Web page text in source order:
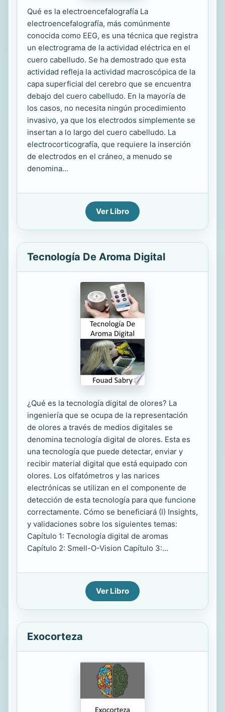
Qué es la electroencefalografía La
electroencefalografía, más comúnmente
conocida como EEG, es una técnica que registra
un electrograma de la actividad eléctrica en el
cuero cabelludo. Se ha demostrado que esta
actividad refleja la actividad macroscópica de la
capa superficial del cerebro que se encuentra
debajo del cuero cabelludo. En la mayoría de
los casos, no necesita ningún procedimiento
invasivo, ya que los electrodos simplemente se
insertan a lo largo del cuero cabelludo. La
electrocorticografía, que requiere la inserción
de electrodos en el cráneo, a menudo se
denomina...
Ver Libro
Tecnología De Aroma Digital
¿Qué es la tecnología digital de olores? La
ingeniería que se ocupa de la representación
de olores a través de medios digitales se
denomina tecnología digital de olores. Esta es
una tecnología que puede detectar, enviar y
recibir material digital que está equipado con
olores. Los olfatómetros y las narices
electrónicas se utilizan en el componente de
detección de esta tecnología para que funcione
correctamente. Cómo se beneficiará (I) Insights,
y validaciones sobre los siguientes temas:
Capítulo 1: Tecnología digital de aromas
Capítulo 2: Smell-O-Vision Capítulo 3:...
Ver Libro
Exocorteza